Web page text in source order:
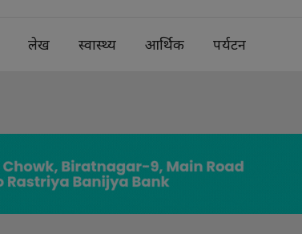
लेख स्वास्थ्य आर्थिक पर्यटन